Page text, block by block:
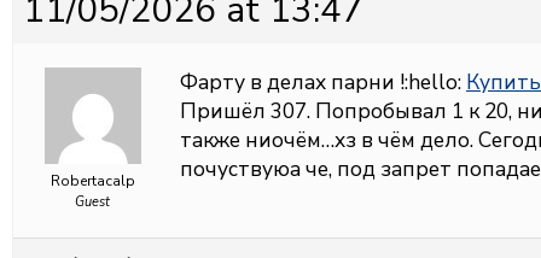
11/05/2026 at 13:47
Robertacalp
Guest
Фарту в делах парни !:hello:
Пришёл 307. Попробывал 1 к 20,
также ниочём…хз в чём дело.
почуствуюа че, под запрет